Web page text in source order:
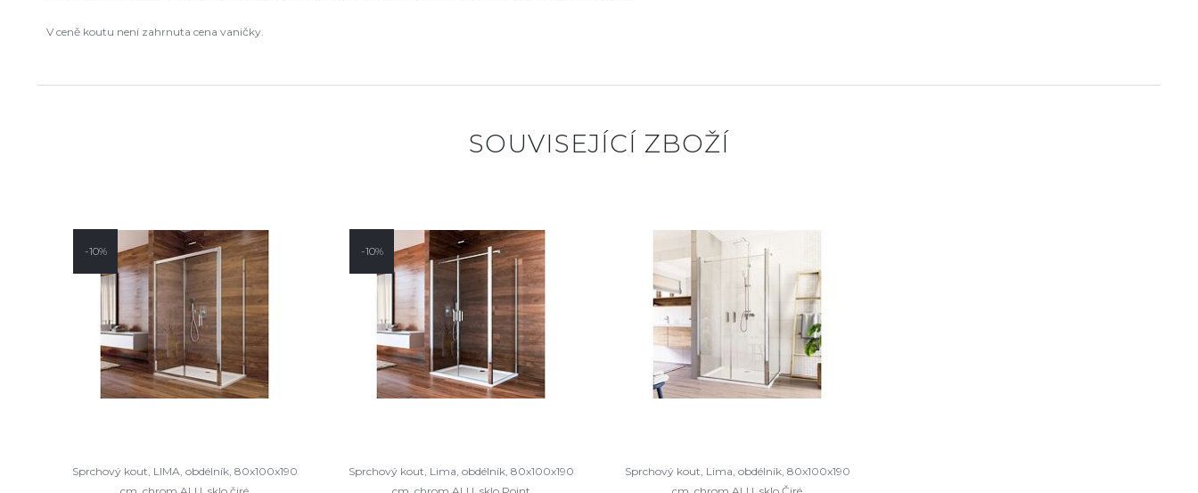
V ceně koutu není zahrnuta cena vaničky.
SOUVISEJÍCÍ ZBOŽÍ
-10%
Sprchový kout, LIMA, obdélník, 80x100x190
-10%
Sprchový kout, Lima, obdélník, 80x100x190
Sprchový kout, Lima, obdélník, 80x100x190